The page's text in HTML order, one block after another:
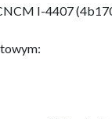
I-4407